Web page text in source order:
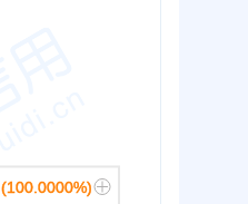
(100.0000%)